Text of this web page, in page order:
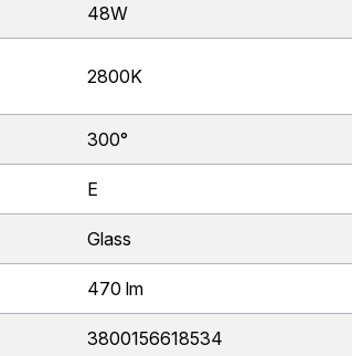
48W
2800K
300°
E
Glass
470 lm
3800156618534